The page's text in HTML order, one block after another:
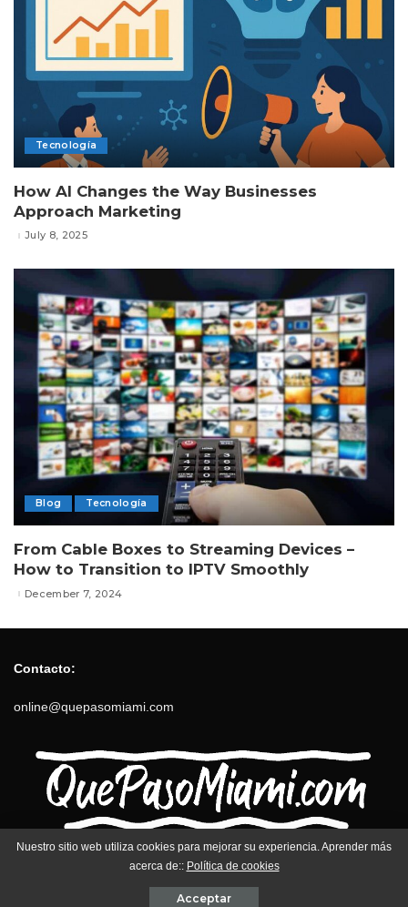
Tecnología
How AI Changes the Way Businesses
Approach Marketing
July 8, 2025
Blog Tecnología
From Cable Boxes to Streaming Devices –
How to Transition to IPTV Smoothly
December 7, 2024
Contacto:
online@quepasomiami.com
Contact us
Política de privacidad
Términos y Condiciones
Nuestro sitio web utiliza cookies para mejorar su experiencia. Aprender más
acerca de:: Política de cookies
Acceptar